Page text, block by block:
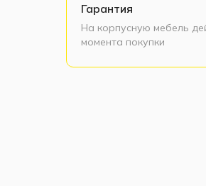
Гарантия
На корпусную мебель
момента покупки